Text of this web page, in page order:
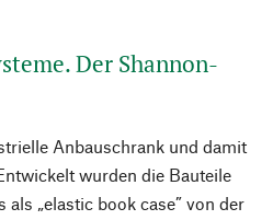
Der Shannon-
Anbauschrank und damit
wurden die Bauteile
als „elastic book case” von der